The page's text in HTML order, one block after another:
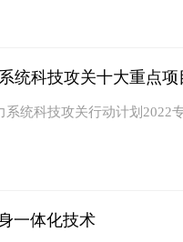
统科技攻关十大重点项
系统科技攻关行动计划
一体化技术